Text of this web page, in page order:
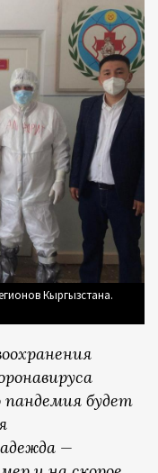
Кыргызстана.
пандемия будет
—